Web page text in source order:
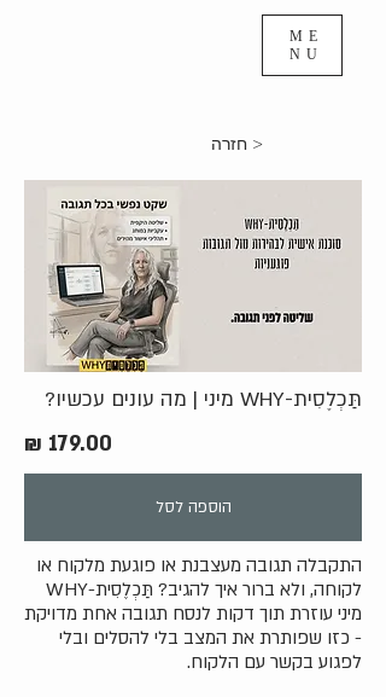
ME
NU
< חזרה
תַּכְלֶסִית-WHY מיני | מה עונים עכשיו?
179.00 ₪
הוספה לסל
התקבלה תגובה מעצבנת או פוגעת מלקוח או
לקוחה, ולא ברור איך להגיב? תַּכְלֶסִית-WHY
מיני עוזרת תוך דקות לנסח תגובה אחת מדויקת
- כזו שפותרת את המצב בלי להסלים ובלי
לפגוע בקשר עם הלקוח.